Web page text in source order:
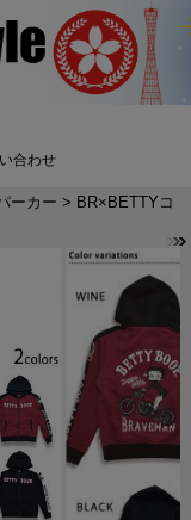
合わせ
ーカー > BR×BETTYコ